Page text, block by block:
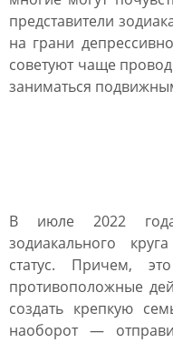
представители
на грани
советуют чаще
заниматься
В июле 2022 года
зодиакального
статус. Причем,
противоположные
создать крепкую
наоборот ―